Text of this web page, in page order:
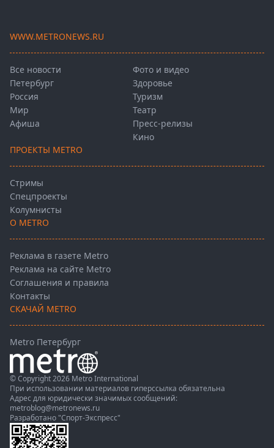
WWW.METRONEWS.RU
Все новости
Петербург
Россия
Мир
Афиша
Фото и видео
Здоровье
Туризм
Театр
Пресс-релизы
Кино
ПРОЕКТЫ METRO
Стримы
Спецпроекты
Колумнисты
О METRO
Реклама в газете Metro
Реклама на сайте Metro
Соглашения и правила
Контакты
СКАЧАЙ METRO
Metro Петербург
© Copyright 2026 Metro International
При использовании материалов гиперссылка обязательна
Адрес для юридически значимых сообщений:
metroblog@metronews.ru
Разработано "Спорт-Экспресс"